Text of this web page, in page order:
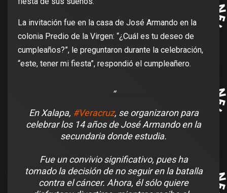
La invitación fue en la casa de José Armando en la
colonia Predio de la Virgen: “¿Cuál es tu deseo de
cumpleaños?”, le preguntaron durante la celebración,
“este, tener mi fiesta”, respondió el cumpleañero.
En Xalapa, #Veracruz, se organizaron para
celebrar los 14 años de José Armando en la
secundaria donde estudia.
Fue un convivio significativo, pues ha
tomado la decisión de no seguir en la batalla
contra el cáncer. Ahora, él sólo quiere